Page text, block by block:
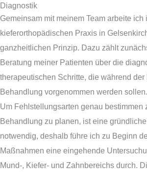
Zum
Inhalt
springen
Diagnostik
Gemeinsam mit meinem Team arbeite ich
kieferorthopädischen Praxis in
ganzheitlichen Prinzip. Dazu zählt
Beratung meiner Patienten über die
therapeutischen Schritte, die während
Behandlung vorgenommen werden sollen.
Um Fehlstellungsarten genau bestimmen
Behandlung zu planen, ist eine
notwendig, deshalb führe ich zu Beginn
Maßnahmen eine eingehende
Mund-, Kiefer- und Zahnbereichs durch.